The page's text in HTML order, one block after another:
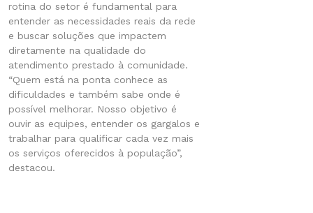
rotina do setor é fundamental para
entender as necessidades reais da rede
e buscar soluções que impactem
diretamente na qualidade do
atendimento prestado à comunidade.
“Quem está na ponta conhece as
dificuldades e também sabe onde é
possível melhorar. Nosso objetivo é
ouvir as equipes, entender os gargalos e
trabalhar para qualificar cada vez mais
os serviços oferecidos à população”,
destacou.